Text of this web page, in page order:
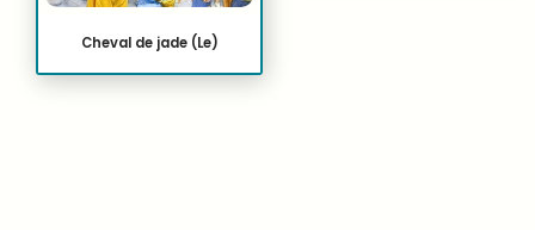
Cheval de jade (Le)